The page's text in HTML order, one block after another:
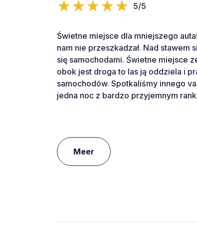
5/5
Świetne miejsce dla mniejszego
nam nie przeszkadzał. Nad stawem
się samochodami. Świetne miejsce
obok jest droga to las ją oddziela i
samochodów. Spotkaliśmy innego
jedna noc z bardzo przyjemnym
Meer